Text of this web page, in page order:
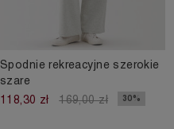
Spodnie rekreacyjne szerokie
szare
118,30 zł
169,00 zł 30%